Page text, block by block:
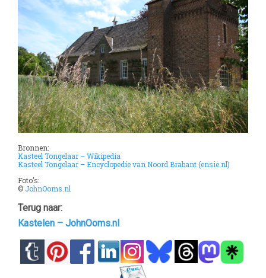
Bronnen:
Kasteel Tongelaar – Wikipedia
Kasteel Tongelaar – Encyclopedie van Noord Brabant (ensie.nl)
Foto’s:
© JohnOoms.nl
Terug naar:
Kastelen – JohnOoms.nl